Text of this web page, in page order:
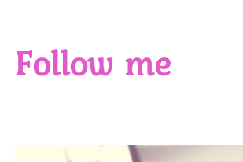
Follow me